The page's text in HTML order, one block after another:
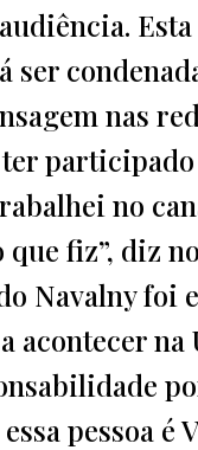
nas
no
fiz”, diz
Navalny foi
acontecer na
pessoa é